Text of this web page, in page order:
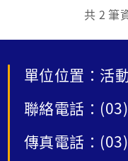
共 2 筆
單位位置：活
聯絡電話：
傳真電話：